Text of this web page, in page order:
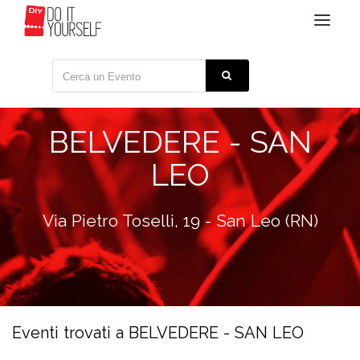
Toggle
BELVEDERE - SAN
LEO
Via Pietro Toselli, 19 - San Leo (RN)
Eventi trovati a BELVEDERE - SAN LEO